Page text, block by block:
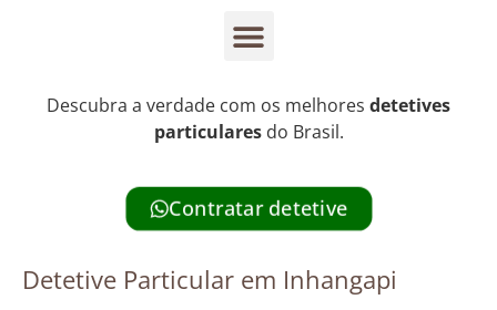
Descubra a verdade com os melhores detetives
particularesdo Brasil.
Contratar detetive
Detetive Particular em Inhangapi